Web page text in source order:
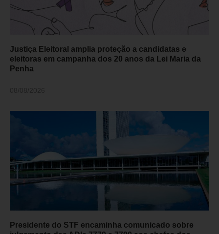
Justiça Eleitoral amplia proteção a candidatas e
eleitoras em campanha dos 20 anos da Lei Maria da
Penha
Presidente do STF encaminha comunicado sobre